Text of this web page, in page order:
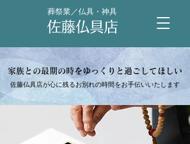
葬祭業／仏具・神具
佐藤仏具店
家族との最期の時をゆっくりと過ごして ​ほしい
佐藤仏具店が心に残るお別れの時間をお手伝いいたします